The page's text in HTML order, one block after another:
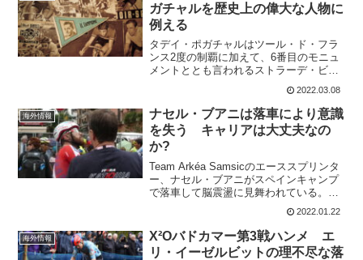
ガチャルを歴史上の偉大な人物に
例える
タデイ・ポガチャルはツール・ド・フラ
ンス2度の制覇に加えて、6番目のモニュ
メントととも言われるストラーデ・ビア
ンケも制覇した。これにたいして、エデ
ィ・メルクスはタデイ・ポガチャルのこ
とを歴史上の人物に並ぶと称した。レム
コ・エヴェネプールに対...
2022.03.08
海外情報
ナセル・ブアニは落車により意識
を失う キャリアは大丈夫なの
か?
Team Arkéa Samsicのエーススプリンタ
ー、ナセル・ブアニがスペインキャンプ
で落車して脳震盪に見舞われている。落
車した際に、意識を失っており、更に眉
毛の上を縫っている。このクラッシュ
が、初戦であるサウジツアーに影響する
のか今の所...
2022.01.22
海外情報
X²Oバドカマー第3戦ハンメ エ
リ・イーゼルビットの理不尽な落